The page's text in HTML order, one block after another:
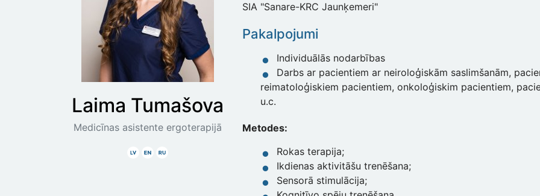
Laima Tumašova
Medicīnas asistente ergoterapijā
Latviski
AngliskiKrieviski
SIA "Sanare-KRC Jaunķemeri"
Pakalpojumi
Individuālās nodarbības
Darbs ar pacientiem ar neiroloģiskām saslimšanām,
reimatoloģiskiem pacientiem, onkoloģiskim pacientiem,
u.c.
Metodes:
Rokas terapija;
Ikdienas aktivitāšu trenēšana;
Sensorā stimulācija;